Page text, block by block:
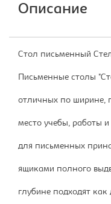
Описание
Стол письменный
Письменные столы
отличных по ширине,
место учебы, работы
для письменных
ящиками полного
глубине подходят